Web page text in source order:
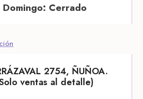
Domingo: Cerrado
2754, ÑUÑOA.
ventas al detalle)